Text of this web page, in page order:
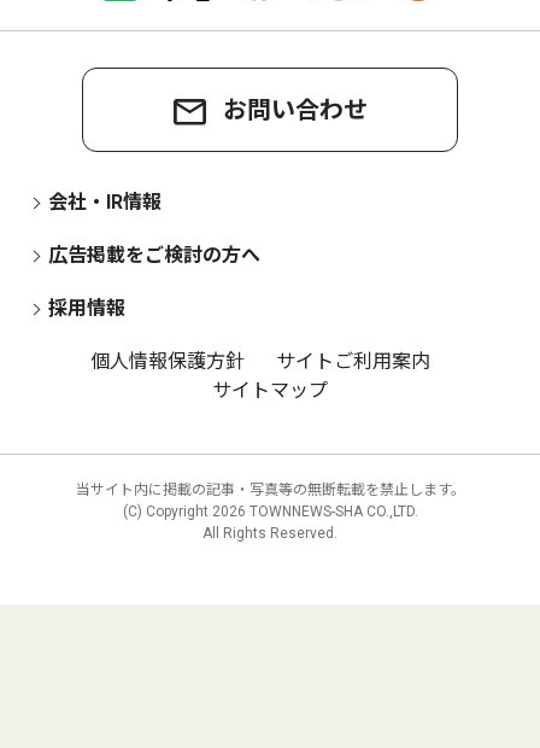
お問い合わせ
会社・IR情報
広告掲載をご検討の方へ
採用情報
個人情報保護方針
サイトご利用案内
サイトマップ
当サイト内に掲載の記事・写真等の無断転載を禁止します。
(C) Copyright 2026 TOWNNEWS-SHA CO.,LTD.
All Rights Reserved.